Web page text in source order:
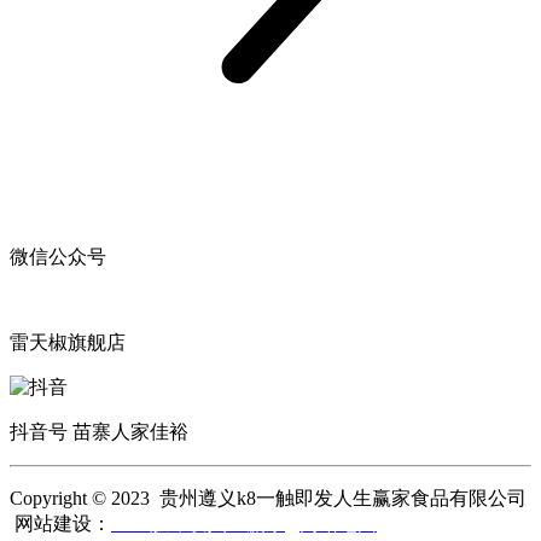
微信公众号
雷天椒旗舰店
抖音号 苗寨人家佳裕
Copyright © 2023 贵州遵义k8一触即发人生赢家食品有限公司
网站建设：